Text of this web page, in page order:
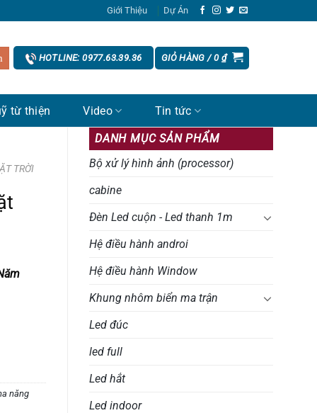
Giới Thiệu Dự Án
HOTLINE: 0977.63.39.36 GIỎ HÀNG /0 ₫
từ thiện Video Tin tức
DANH MỤC SẢN PHẨM
Bộ xử lý hình ảnh (processor)
cabine
Đèn Led cuộn - Led thanh 1m
Hệ điều hành androi
Hệ điều hành Window
Khung nhôm biển ma trận
Led đúc
led full
Led hắt
Led indoor
TRỜI
năng